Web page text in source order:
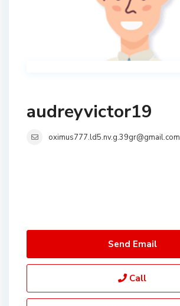
audreyvictor19
oximus777.ld5.nv.g.39gr@gmail.com
Send Email
Call